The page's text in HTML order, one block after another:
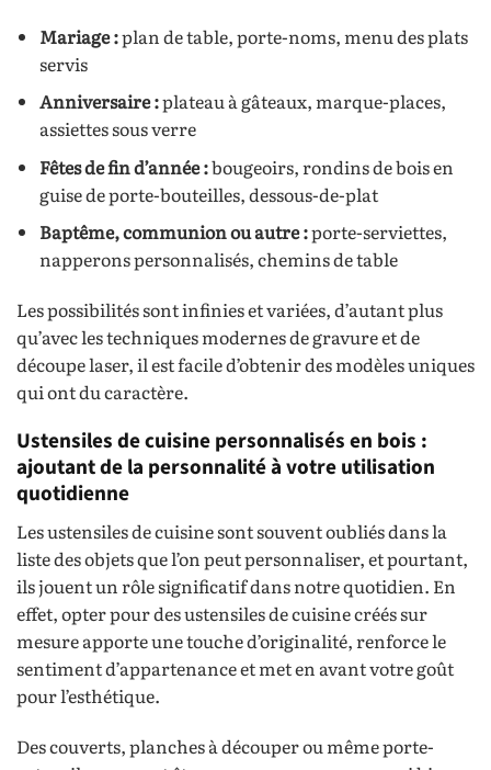
Mariage :plan de table, porte-noms, menu des plats
servis
Anniversaire :plateau à gâteaux, marque-places,
assiettes sous verre
Fêtes de fin d’année :bougeoirs, rondins de bois en
guise de porte-bouteilles, dessous-de-plat
Baptême, communion ou autre :porte-serviettes,
napperons personnalisés, chemins de table
Les possibilités sont infinies et variées, d’autant plus
qu’avec les techniques modernes de gravure et de
découpe laser, il est facile d’obtenir des modèles uniques
qui ont du caractère.
Ustensiles de cuisine personnalisés en bois :
ajoutant de la personnalité à votre utilisation
quotidienne
Les ustensiles de cuisine sont souvent oubliés dans la
liste des objets que l’on peut personnaliser, et pourtant,
ils jouent un rôle significatif dans notre quotidien. En
effet, opter pour des ustensiles de cuisine créés sur
mesure apporte une touche d’originalité, renforce le
sentiment d’appartenance et met en avant votre goût
pour l’esthétique.
Des couverts, planches à découper ou même porte-